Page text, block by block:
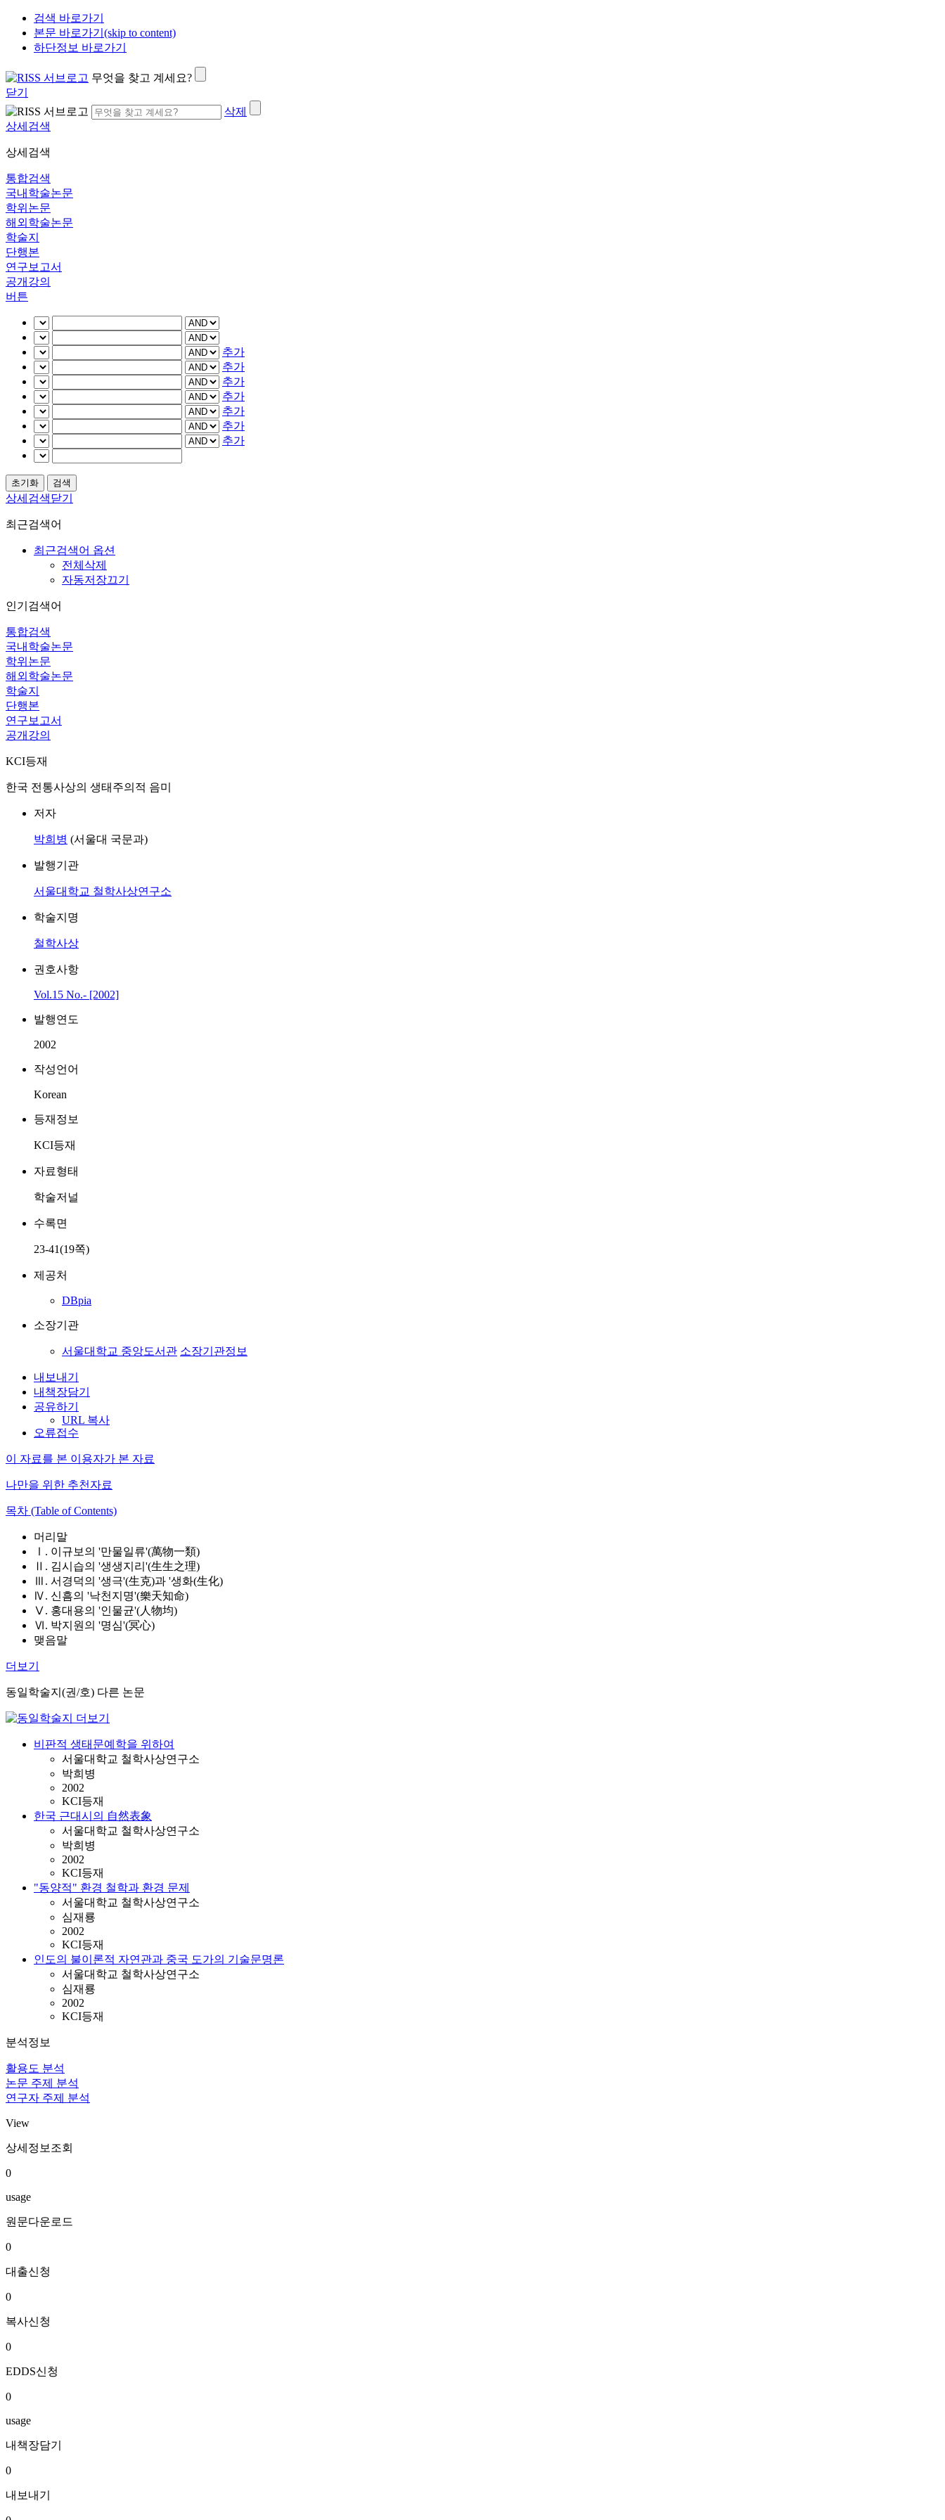
검색 바로가기
본문 바로가기(skip to content)
하단정보 바로가기
무엇을 찾고 계세요?
닫기
삭제
상세검색
상세검색
통합검색
국내학술논문
학위논문
해외학술논문
학술지
단행본
연구보고서
공개강의
버튼
추가
추가
추가
추가
추가
추가
추가
상세검색닫기
최근검색어
최근검색어 옵션
전체삭제
자동저장끄기
인기검색어
통합검색
국내학술논문
학위논문
해외학술논문
학술지
단행본
연구보고서
공개강의
KCI등재
한국 전통사상의 생태주의적 음미
저자
박희병 (서울대 국문과)
발행기관
서울대학교 철학사상연구소
학술지명
철학사상
권호사항
Vol.15 No.- [2002]
발행연도
2002
작성언어
Korean
등재정보
KCI등재
자료형태
학술저널
수록면
23-41(19쪽)
제공처
DBpia
소장기관
서울대학교 중앙도서관 소장기관정보
내보내기
내책장담기
공유하기
URL 복사
오류접수
이 자료를 본 이용자가 본 자료
나만을 위한 추천자료
목차 (Table of Contents)
머리말
Ⅰ. 이규보의 '만물일류'(萬物一類)
Ⅱ. 김시습의 '생생지리'(生生之理)
Ⅲ. 서경덕의 '생극'(生克)과 '생화(生化)
Ⅳ. 신흠의 '낙천지명'(樂天知命)
Ⅴ. 홍대용의 '인물균'(人物均)
Ⅵ. 박지원의 '명심'(冥心)
맺음말
더보기
동일학술지(권/호) 다른 논문
비판적 생태문예학을 위하여
서울대학교 철학사상연구소
박희병
2002
KCI등재
한국 근대시의 自然表象
서울대학교 철학사상연구소
박희병
2002
KCI등재
"동양적" 환경 철학과 환경 문제
서울대학교 철학사상연구소
심재룡
2002
KCI등재
인도의 불이론적 자연관과 중국 도가의 기술문명론
서울대학교 철학사상연구소
심재룡
2002
KCI등재
분석정보
활용도 분석
논문 주제 분석
연구자 주제 분석
View
상세정보조회
0
usage
원문다운로드
0
대출신청
0
복사신청
0
EDDS신청
0
usage
내책장담기
0
내보내기